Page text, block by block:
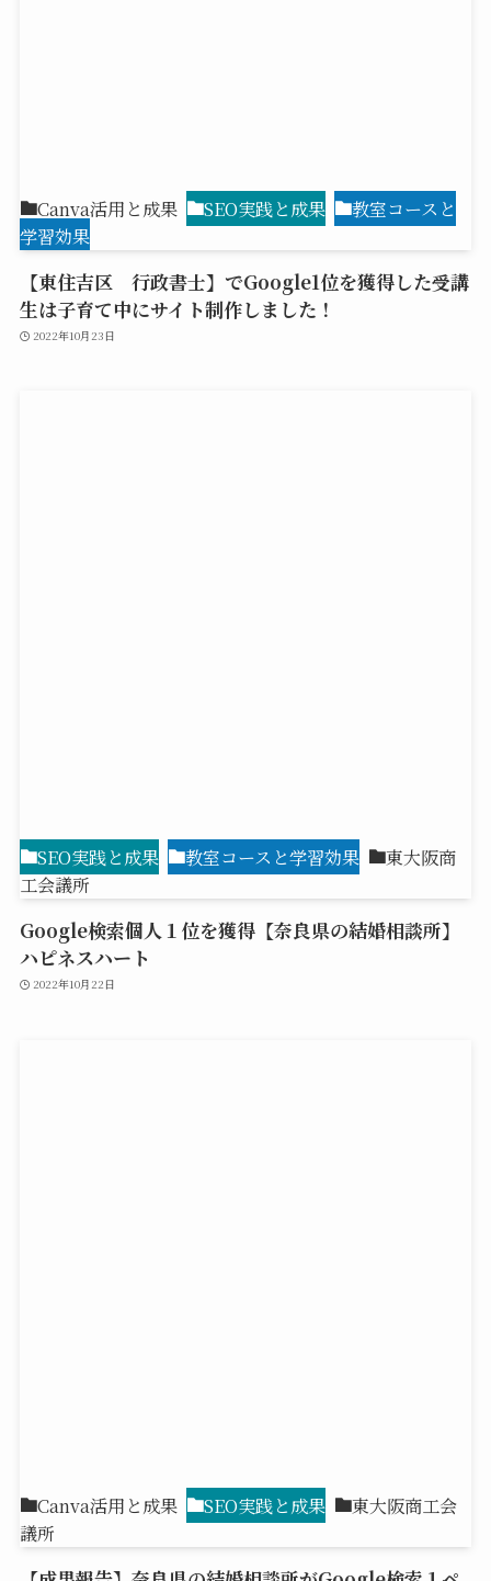
Canva活用と成果 SEO実践と成果
教室コースと
学習効果
【東住吉区 行政書士】でGoogle1位を獲得した受講
生は子育て中にサイト制作しました！
2022年10月23日
SEO実践と成果 教室コースと学習効果
東大阪商
工会議所
Google検索個人１位を獲得【奈良県の結婚相談所】
ハピネスハート
2022年10月22日
Canva活用と成果 SEO実践と成果
東大阪商工会
議所